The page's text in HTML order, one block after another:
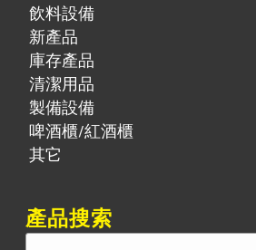
飲料設備
新產品
庫存產品
清潔用品
製備設備
啤酒櫃/紅酒櫃
其它
產品搜索